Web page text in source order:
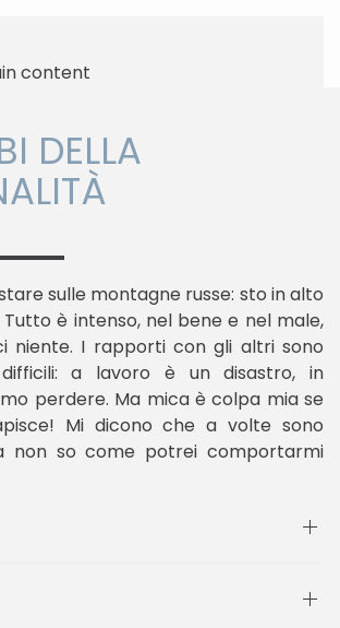
content
DELLA
sulle montagne russe: sto in alto
è intenso, nel bene e nel male,
niente. I rapporti con gli altri sono
a lavoro è un disastro, in
perdere. Ma mica è colpa mia se
Mi dicono che a volte sono
non so come potrei comportarmi